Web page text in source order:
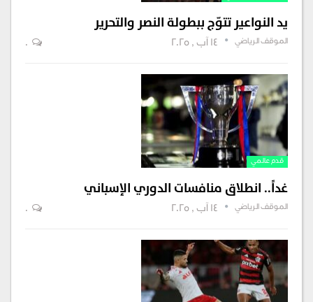
يد النواعير تتوّج ببطولة النصر والتحرير
الموقف الرياضي 14 آب , 2025 0
قدم عالمي
غداً.. انطلاق منافسات الدوري الإسباني
الموقف الرياضي 14 آب , 2025 0